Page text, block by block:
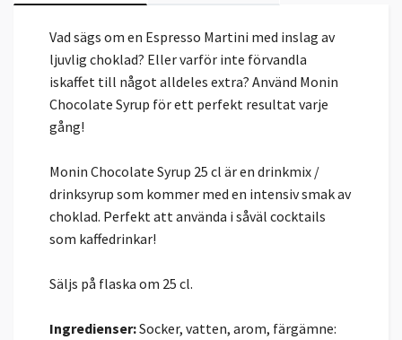
Vad sägs om en Espresso Martini med inslag av
ljuvlig choklad? Eller varför inte förvandla
iskaffet till något alldeles extra? Använd Monin
Chocolate Syrup för ett perfekt resultat varje
gång!
Monin Chocolate Syrup 25 cl är en drinkmix /
drinksyrup som kommer med en intensiv smak av
choklad. Perfekt att använda i såväl cocktails
som kaffedrinkar!
Säljs på flaska om 25 cl.
Ingredienser:Socker, vatten, arom, färgämne: